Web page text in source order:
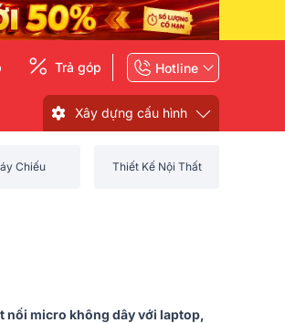
Trả góp Hotline
Xây dựng cấu hình
Chiếu Thiết Kế Nội Thất
nối micro không dây với laptop,